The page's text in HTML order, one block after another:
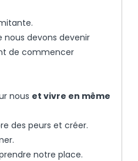
nous devons devenir
de commencer
nous et vivre en même
des peurs et créer.
notre place.